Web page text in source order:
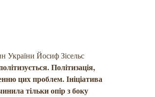
України Йосиф Зісельс
Політизація,
цих проблем. Ініціатива
тільки опір з боку